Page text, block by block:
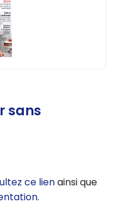
sans
ce lienainsi que